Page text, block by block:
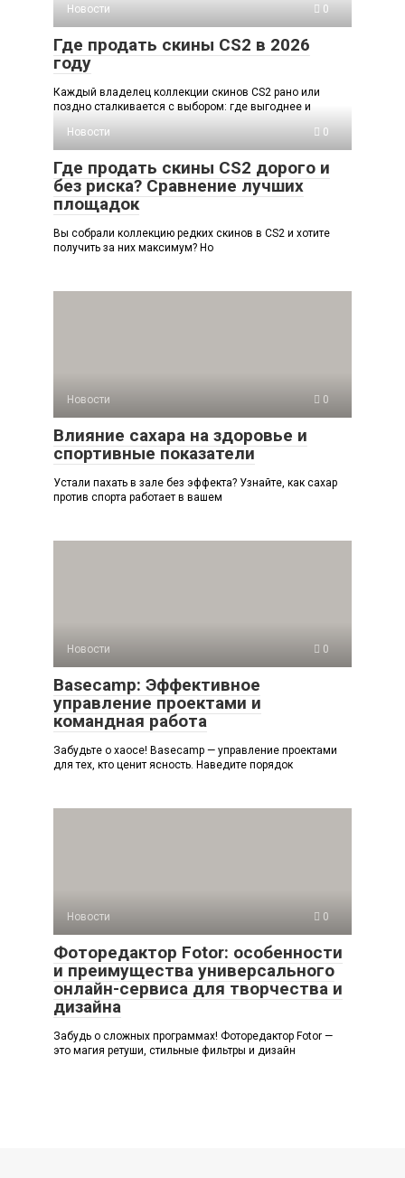
Новости
0
Где продать скины CS2 в 2026
году
Каждый владелец коллекции скинов CS2 рано или
поздно сталкивается с выбором: где выгоднее и
Новости
0
Где продать скины CS2 дорого и
без риска? Сравнение лучших
площадок
Вы собрали коллекцию редких скинов в CS2 и хотите
получить за них максимум? Но
Новости 0
Влияние сахара на здоровье и
спортивные показатели
Устали пахать в зале без эффекта? Узнайте, как сахар
против спорта работает в вашем
Новости 0
Basecamp: Эффективное
управление проектами и
командная работа
Забудьте о хаосе! Basecamp — управление проектами
для тех, кто ценит ясность. Наведите порядок
Новости 0
Фоторедактор Fotor: особенности
и преимущества универсального
онлайн-сервиса для творчества и
дизайна
Забудь о сложных программах! Фоторедактор Fotor —
это магия ретуши, стильные фильтры и дизайн